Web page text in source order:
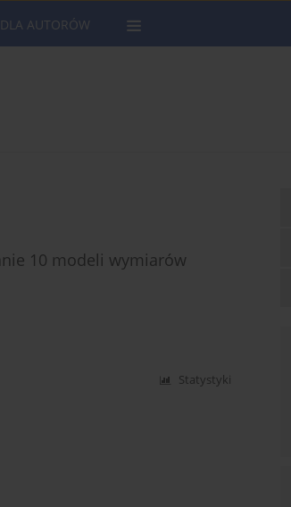
AUTORÓW
10 modeli wymiarów
Statystyki